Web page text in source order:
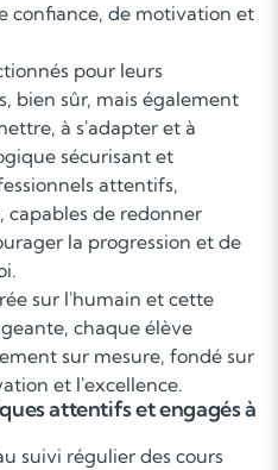
confiance, de motivation et
pour leurs
bien sûr, mais également
à s'adapter et à
sécurisant et
attentifs,
capables de redonner
la progression et de
sur l'humain et cette
chaque élève
sur mesure, fondé sur
et l'excellence.
attentifs et engagés à
suivi régulier des cours